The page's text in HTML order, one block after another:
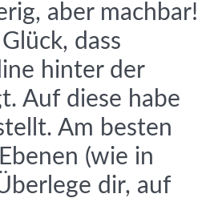
aber machbar!
dass
hinter der
Auf diese habe
Am besten
(wie in
dir, auf